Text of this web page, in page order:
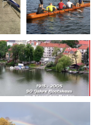
L
T
E
N